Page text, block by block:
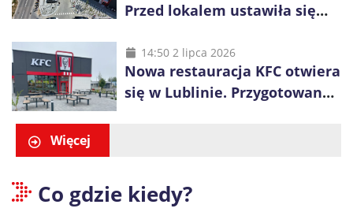
Przed lokalem ustawiła się
14:50 2 lipca 2026
Nowa restauracja KFC otwiera
się w Lublinie. Przygotowano
Więcej
Co gdzie kiedy?